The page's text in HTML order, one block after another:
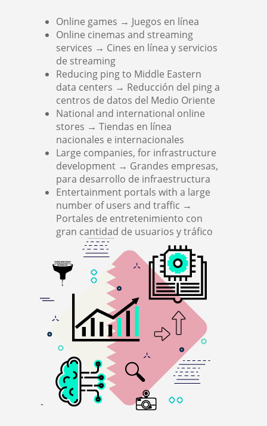
Online games → Juegos en línea
Online cinemas and streaming
services → Cines en línea y servicios
de streaming
Reducing ping to Middle Eastern
data centers → Reducción del ping a
centros de datos del Medio Oriente
National and international online
stores → Tiendas en línea
nacionales e internacionales
Large companies, for infrastructure
development → Grandes empresas,
para desarrollo de infraestructura
Entertainment portals with a large
number of users and traffic →
Portales de entretenimiento con
gran cantidad de usuarios y tráfico